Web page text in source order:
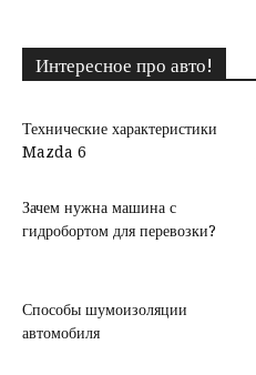
Интересное про авто!
Технические характеристики
Mazda 6
Зачем нужна машина с
гидробортом для перевозки?
Способы шумоизоляции
автомобиля